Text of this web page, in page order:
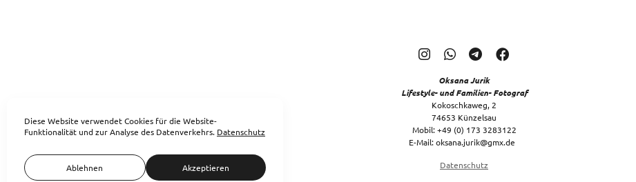
Oksana Jurik
Lifestyle- und Familien- Fotograf
Kokoschkaweg, 2
74653 Künzelsau
Mobil: +49 (0) 173 3283122
E-Mail: oksana.jurik@gmx.de
Datenschutz
Diese Website verwendet Cookies für die Website-
Funktionalität und zur Analyse des Datenverkehrs. Datenschutz
Ablehnen Akzeptieren